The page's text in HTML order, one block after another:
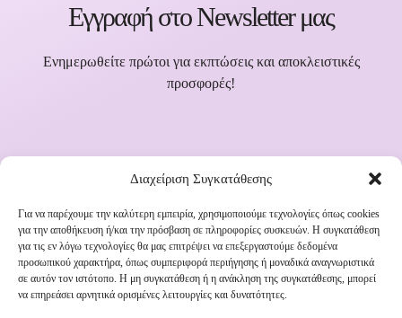
Διαχείριση Συγκατάθεσης
Για να παρέχουμε την καλύτερη εμπειρία, χρησιμοποιούμε τεχνολογίες όπως cookies
για την αποθήκευση ή/και την πρόσβαση σε πληροφορίες συσκευών. Η συγκατάθεση
για τις εν λόγω τεχνολογίες θα μας επιτρέψει να επεξεργαστούμε δεδομένα
προσωπικού χαρακτήρα, όπως συμπεριφορά περιήγησης ή μοναδικά αναγνωριστικά
σε αυτόν τον ιστότοπο. Η μη συγκατάθεση ή η ανάκληση της συγκατάθεσης, μπορεί
να επηρεάσει αρνητικά ορισμένες λειτουργίες και δυνατότητες.
Εγγραφή στο Newsletter μας
Ενημερωθείτε πρώτοι για εκπτώσεις και αποκλειστικές
προσφορές!